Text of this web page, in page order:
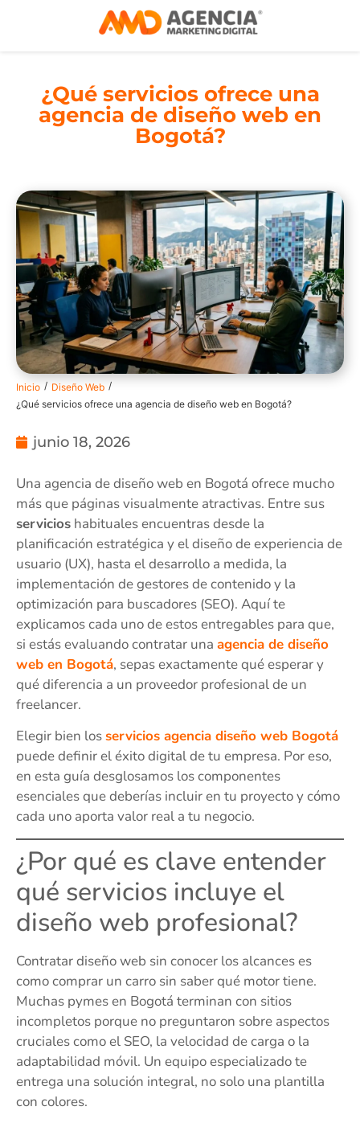
¿Qué servicios ofrece una
agencia de diseño web en
Bogotá?
Inicio / Diseño Web /
¿Qué servicios ofrece una agencia de diseño web en Bogotá?
junio 18, 2026
Una agencia de diseño web en Bogotá ofrece mucho
más que páginas visualmente atractivas. Entre sus
servicios habituales encuentras desde la
planificación estratégica y el diseño de experiencia de
usuario (UX), hasta el desarrollo a medida, la
implementación de gestores de contenido y la
optimización para buscadores (SEO). Aquí te
explicamos cada uno de estos entregables para que,
si estás evaluando contratar una agencia de diseño
web en Bogotá, sepas exactamente qué esperar y
qué diferencia a un proveedor profesional de un
freelancer.
Elegir bien losservicios agencia diseño web Bogotá
puede definir el éxito digital de tu empresa. Por eso,
en esta guía desglosamos los componentes
esenciales que deberías incluir en tu proyecto y cómo
cada uno aporta valor real a tu negocio.
¿Por qué es clave entender
qué servicios incluye el
diseño web profesional?
Contratar diseño web sin conocer los alcances es
como comprar un carro sin saber qué motor tiene.
Muchas pymes en Bogotá terminan con sitios
incompletos porque no preguntaron sobre aspectos
cruciales como el SEO, la velocidad de carga o la
adaptabilidad móvil. Un equipo especializado te
entrega una solución integral, no solo una plantilla
con colores.